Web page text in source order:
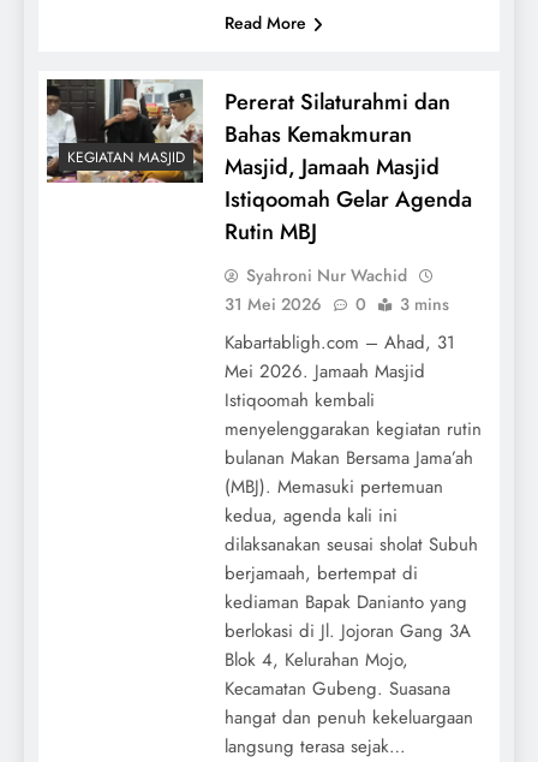
Read More
KEGIATAN MASJID
Pererat Silaturahmi dan
Bahas Kemakmuran
Masjid, Jamaah Masjid
Istiqoomah Gelar Agenda
Rutin MBJ
Syahroni Nur Wachid
31 Mei 2026
0 3 mins
Kabartabligh.com – Ahad, 31
Mei 2026. Jamaah Masjid
Istiqoomah kembali
menyelenggarakan kegiatan rutin
bulanan Makan Bersama Jama’ah
(MBJ). Memasuki pertemuan
kedua, agenda kali ini
dilaksanakan seusai sholat Subuh
berjamaah, bertempat di
kediaman Bapak Danianto yang
berlokasi di Jl. Jojoran Gang 3A
Blok 4, Kelurahan Mojo,
Kecamatan Gubeng. Suasana
hangat dan penuh kekeluargaan
langsung terasa sejak…